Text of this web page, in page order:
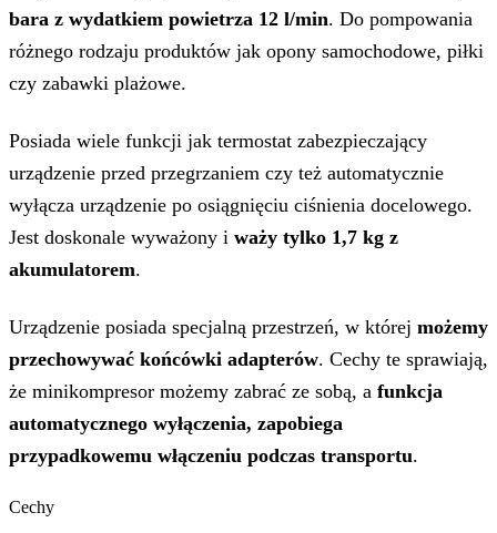
bara z wydatkiem powietrza 12 l/min. Do pompowania
różnego rodzaju produktów jak opony samochodowe, piłki
czy zabawki plażowe.
Posiada wiele funkcji jak termostat zabezpieczający
urządzenie przed przegrzaniem czy też automatycznie
wyłącza urządzenie po osiągnięciu ciśnienia docelowego.
Jest doskonale wyważony i waży tylko 1,7 kg z
akumulatorem.
Urządzenie posiada specjalną przestrzeń, w której możemy
przechowywać końcówki adapterów. Cechy te sprawiają,
że minikompresor możemy zabrać ze sobą, a funkcja
automatycznego wyłączenia, zapobiega
przypadkowemu włączeniu podczas transportu.
Cechy